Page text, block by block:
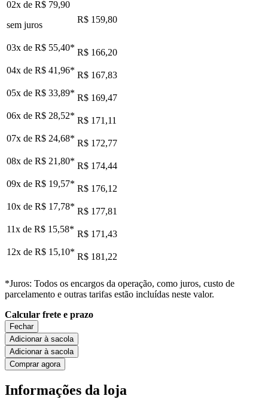
02x de R$ 79,90
sem juros
R$ 159,80
03x de R$ 55,40* R$ 166,20
04x de R$ 41,96* R$ 167,83
05x de R$ 33,89* R$ 169,47
06x de R$ 28,52* R$ 171,11
07x de R$ 24,68* R$ 172,77
08x de R$ 21,80* R$ 174,44
09x de R$ 19,57* R$ 176,12
10x de R$ 17,78* R$ 177,81
11x de R$ 15,58* R$ 171,43
12x de R$ 15,10* R$ 181,22
*Juros: Todos os encargos da operação, como juros, custo de
parcelamento e outras tarifas estão incluídas neste valor.
Calcular frete e prazo
Fechar
Adicionar à sacola
Adicionar à sacola
Comprar agora
Informações da loja